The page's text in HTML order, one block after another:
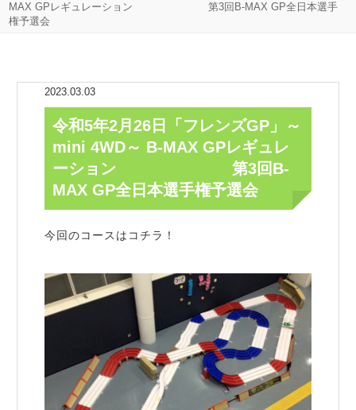
MAX GPレギュレーション 第3回B-MAX GP全日本選手
権予選会
2023.03.03
令和5年2月26日「フレンズGP」～
mini 4WD～ B-MAX GPレギュレ
ーション 第3回B-
MAX GP全日本選手権予選会
今回のコースはコチラ！